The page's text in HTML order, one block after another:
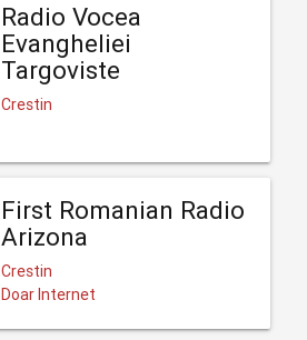
Radio Vocea
Evangheliei
Targoviste
Crestin
First Romanian Radio
Arizona
Crestin
Doar Internet